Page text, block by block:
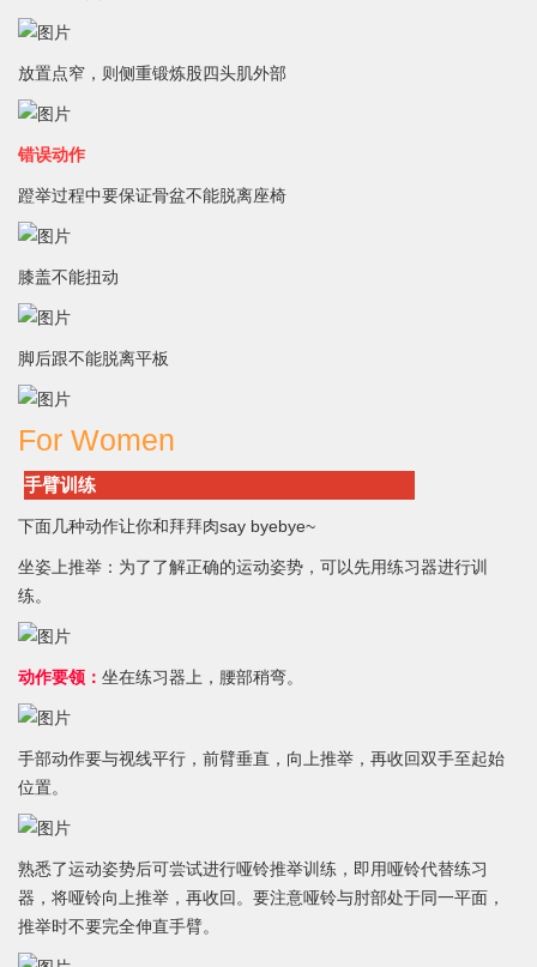
放置点窄，则侧重锻炼股四头肌外部
错误动作
蹬举过程中要保证骨盆不能脱离座椅
膝盖不能扭动
脚后跟不能脱离平板
For Women
手臂训练
下面几种动作让你和拜拜肉say byebye~
坐姿上推举：为了了解正确的运动姿势，可以先用练习器进行训
练。
动作要领： 坐在练习器上，腰部稍弯。
手部动作要与视线平行，前臂垂直，向上推举，再收回双手至起始
位置。
熟悉了运动姿势后可尝试进行哑铃推举训练，即用哑铃代替练习
器，将哑铃向上推举，再收回。要注意哑铃与肘部处于同一平面，
推举时不要完全伸直手臂。